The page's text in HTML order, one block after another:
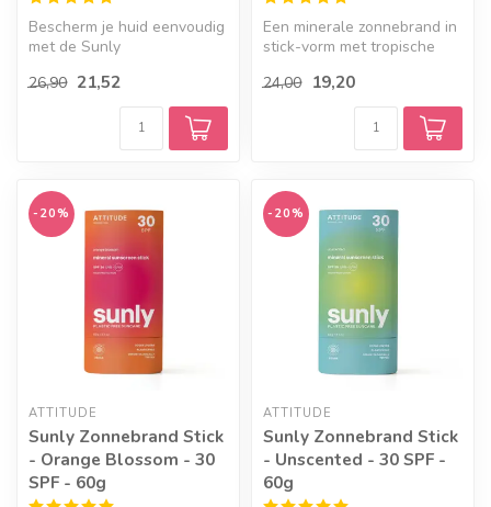
Bescherm je huid eenvoudig
met de Sunly
Deze fijne spray ...
26,90 21,52
Een minerale zonnebrand in
stick-vorm met tropische
kokosm...
24,00 19,20
-20%
ATTITUDE
Sunly Zonnebrand Stick
- Orange Blossom - 30
SPF - 60g
-20%
ATTITUDE
Sunly Zonnebrand Stick
- Unscented - 30 SPF -
60g